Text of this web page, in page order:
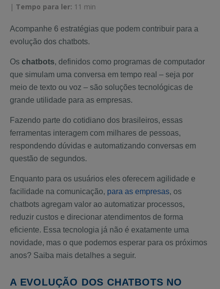
| Tempo para ler: 11 min
Acompanhe 6 estratégias que podem contribuir para a
evolução dos chatbots.
Os chatbots, definidos como programas de computador
que simulam uma conversa em tempo real – seja por
meio de texto ou voz – são soluções tecnológicas de
grande utilidade para as empresas.
Fazendo parte do cotidiano dos brasileiros, essas
ferramentas interagem com milhares de pessoas,
respondendo dúvidas e automatizando conversas em
questão de segundos.
Enquanto para os usuários eles oferecem agilidade e
facilidade na comunicação, para as empresas, os
chatbots agregam valor ao automatizar processos,
reduzir custos e direcionar atendimentos de forma
eficiente. Essa tecnologia já não é exatamente uma
novidade, mas o que podemos esperar para os próximos
anos? Saiba mais detalhes a seguir.
A EVOLUÇÃO DOS CHATBOTS NO